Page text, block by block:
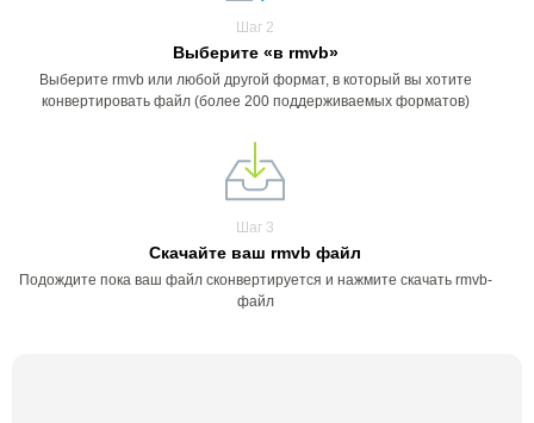
Шаг 2
Выберите «в rmvb»
Выберите rmvb или любой другой формат, в который вы хотите
конвертировать файл (более 200 поддерживаемых форматов)
Шаг 3
Скачайте ваш rmvb файл
Подождите пока ваш файл сконвертируется и нажмите скачать rmvb-
файл